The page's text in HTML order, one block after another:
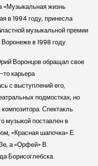
«Музыкальная жизнь
в 1994 году, принесла
музыкальной премии
в 1998 году.
Воронцов обращал свое
то карьера
с выступлений его,
подмостках, но
Спектакль
музыкой поставлен в
«Красная шапочка» Е.
а «Орфей» В.
Борисоглебска.